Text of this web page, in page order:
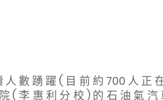
數 踴 躍 ( 目 前 約 700 人 正
( 李 惠 利 分 校 ) 的 石 油 氣 汽